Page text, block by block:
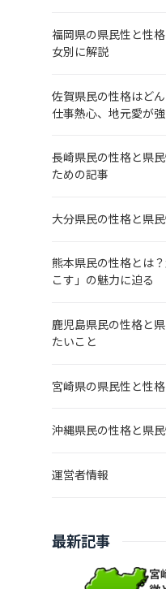
福岡県の県民性と性
女別に解説
佐賀県民の性格はど
仕事熱心、地元愛が
長崎県民の性格と県
ための記事
大分県民の性格と県
熊本県民の性格とは
こす」の魅力に迫る
鹿児島県民の性格と
たいこと
宮崎県の県民性と性
沖縄県民の性格と県
運営者情報
最新記事
宮